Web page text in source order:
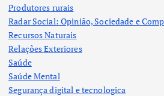
Produtores rurais
Radar Social: Opinião, Sociedade e
Recursos Naturais
Relações Exteriores
Saúde
Saúde Mental
Segurança digital e tecnologica